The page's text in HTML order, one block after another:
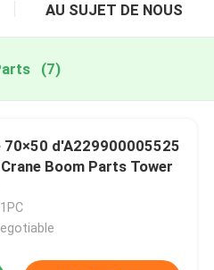
AU SUJET DE NOUS
(7)
70×50 d'A229900005525
Crane Boom Parts Tower